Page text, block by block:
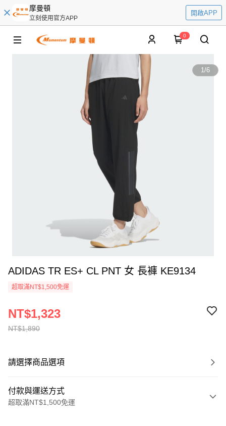
摩曼頓
立刻使用官方APP
開啟APP
0
1/6
ADIDAS TR ES+ CL PNT 女 長褲 KE9134
超取滿NT$1,500免運
NT$1,890
NT$1,323
請選擇商品選項
付款與運送方式
超取滿NT$1,500免運